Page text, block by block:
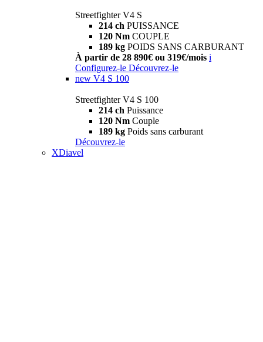
Streetfighter V4 S
214 ch PUISSANCE
120 Nm COUPLE
189 kg POIDS SANS CARBURANT
À partir de 28 890€ ou 319€/mois i
Configurez-le Découvrez-le
new V4 S 100
Streetfighter V4 S 100
214 ch Puissance
120 Nm Couple
189 kg Poids sans carburant
Découvrez-le
XDiavel